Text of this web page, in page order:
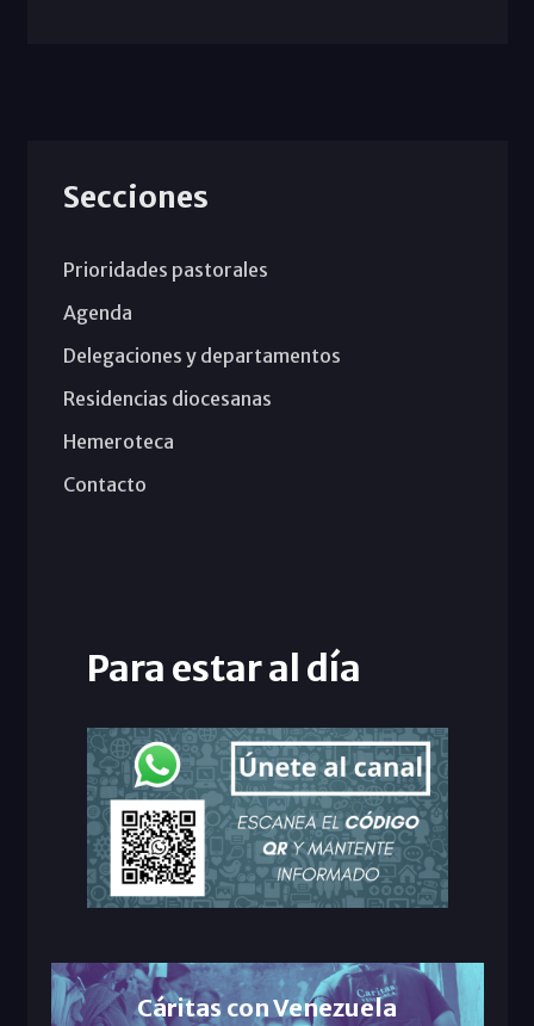
Secciones
Prioridades pastorales
Agenda
Delegaciones y departamentos
Residencias diocesanas
Hemeroteca
Contacto
Para estar al día
Cáritas con Venezuela